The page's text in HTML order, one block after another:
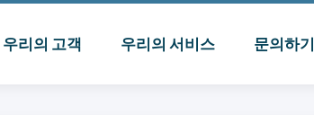
우리의 고객 우리의 서비스 문의하기